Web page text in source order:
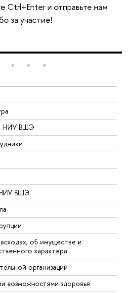
Ctrl+Enter и отправьте нам
за участие!
НИУ ВШЭ
НИУ ВШЭ
об имуществе и
характера
организации
возможностями здоровья